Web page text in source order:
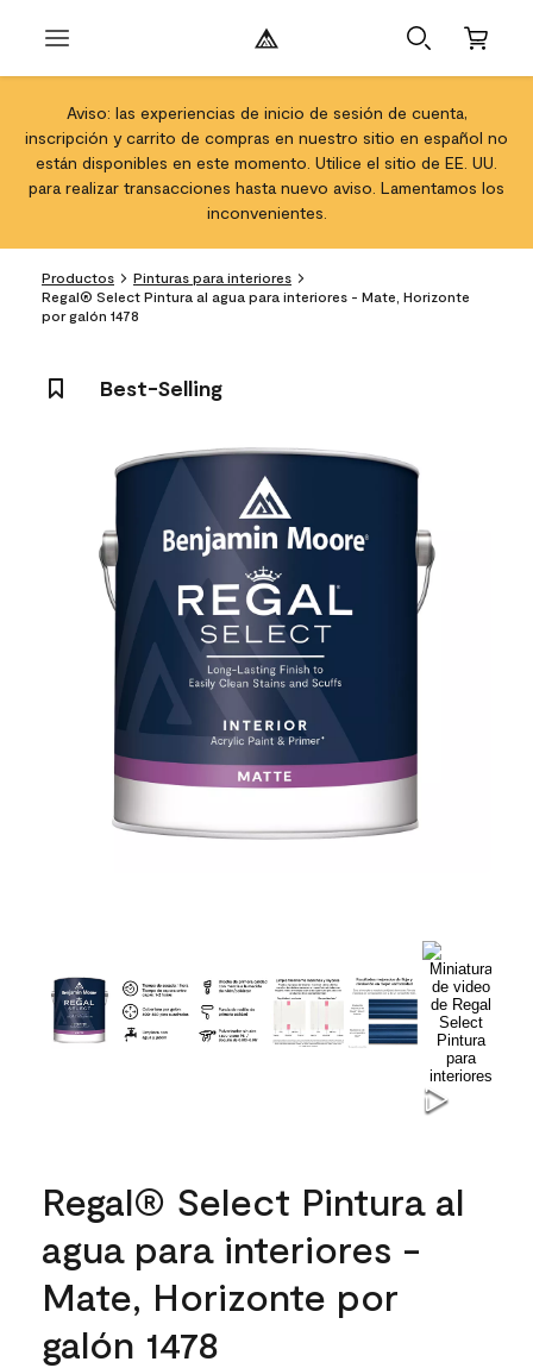
Aviso: las experiencias de inicio de sesión de cuenta,
inscripción y carrito de compras en nuestro sitio en español no
están disponibles en este momento. Utilice el sitio de EE. UU.
para realizar transacciones hasta nuevo aviso. Lamentamos los
inconvenientes.
Productos
Pinturas para interiores
Regal® Select Pintura al agua para interiores - Mate, Horizonte
por galón 1478
Best-Selling
Regal® Select Pintura al
agua para interiores -
Mate, Horizonte por
galón 1478